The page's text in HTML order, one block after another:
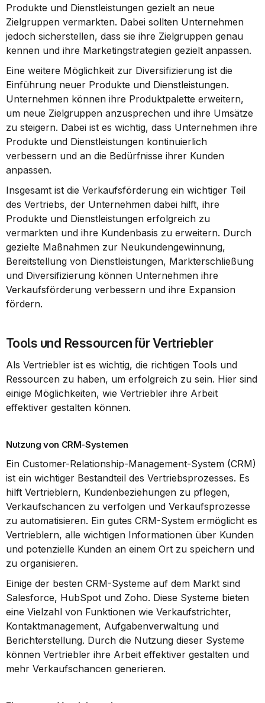
Produkte und Dienstleistungen gezielt an neue
Zielgruppen vermarkten. Dabei sollten Unternehmen
jedoch sicherstellen, dass sie ihre Zielgruppen genau
kennen und ihre Marketingstrategien gezielt anpassen.
Eine weitere Möglichkeit zur Diversifizierung ist die
Einführung neuer Produkte und Dienstleistungen.
Unternehmen können ihre Produktpalette erweitern,
um neue Zielgruppen anzusprechen und ihre Umsätze
zu steigern. Dabei ist es wichtig, dass Unternehmen ihre
Produkte und Dienstleistungen kontinuierlich
verbessern und an die Bedürfnisse ihrer Kunden
anpassen.
Insgesamt ist die Verkaufsförderung ein wichtiger Teil
des Vertriebs, der Unternehmen dabei hilft, ihre
Produkte und Dienstleistungen erfolgreich zu
vermarkten und ihre Kundenbasis zu erweitern. Durch
gezielte Maßnahmen zur Neukundengewinnung,
Bereitstellung von Dienstleistungen, Markterschließung
und Diversifizierung können Unternehmen ihre
Verkaufsförderung verbessern und ihre Expansion
fördern.
Tools und Ressourcen für Vertriebler
Als Vertriebler ist es wichtig, die richtigen Tools und
Ressourcen zu haben, um erfolgreich zu sein. Hier sind
einige Möglichkeiten, wie Vertriebler ihre Arbeit
effektiver gestalten können.
Nutzung von CRM-Systemen
Ein Customer-Relationship-Management-System (CRM)
ist ein wichtiger Bestandteil des Vertriebsprozesses. Es
hilft Vertrieblern, Kundenbeziehungen zu pflegen,
Verkaufschancen zu verfolgen und Verkaufsprozesse
zu automatisieren. Ein gutes CRM-System ermöglicht es
Vertrieblern, alle wichtigen Informationen über Kunden
und potenzielle Kunden an einem Ort zu speichern und
zu organisieren.
Einige der besten CRM-Systeme auf dem Markt sind
Salesforce, HubSpot und Zoho. Diese Systeme bieten
eine Vielzahl von Funktionen wie Verkaufstrichter,
Kontaktmanagement, Aufgabenverwaltung und
Berichterstellung. Durch die Nutzung dieser Systeme
können Vertriebler ihre Arbeit effektiver gestalten und
mehr Verkaufschancen generieren.